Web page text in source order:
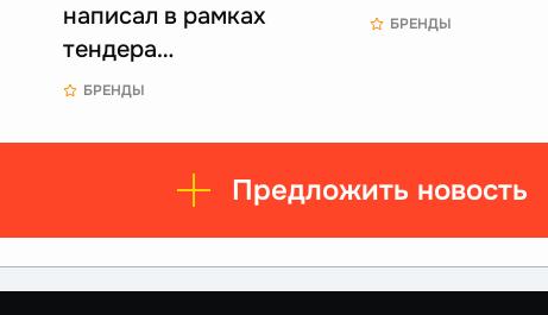
написал в рамках
тендера…
БРЕНДЫ
БРЕНДЫ
Предложить новость